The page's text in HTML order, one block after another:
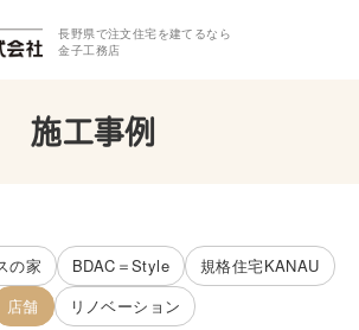
長野県で注文住宅を建てるなら
金子工務店
施工事例
の家 BDAC＝Style
規格住宅KANAU
店舗
リノベーション